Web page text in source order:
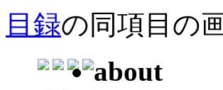
目録の同項目の
about